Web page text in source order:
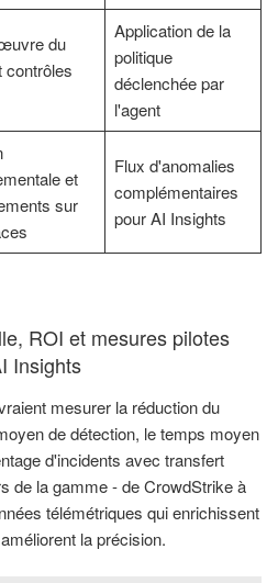
du
contrôles
Application de la
politique
déclenchée par
l'agent
et
sur
Flux d'anomalies
complémentaires
pour AI Insights
ROI et mesures pilotes
Insights
mesurer la réduction du
de détection, le temps moyen
d'incidents avec transfert
de la gamme - de CrowdStrike à
télémétriques qui enrichissent
la précision.